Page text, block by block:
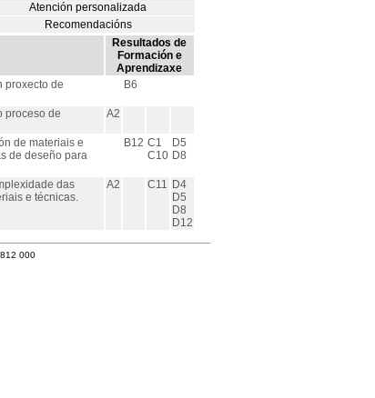
Atención personalizada
Recomendacións
Resultados de
Formación e
Aprendizaxe
proxecto de
B6
proceso de
A2
de materiais e
de deseño para
B12 C1
C10
D5
D8
das
e técnicas.
A2 C11 D4
D5
D8
D12
000